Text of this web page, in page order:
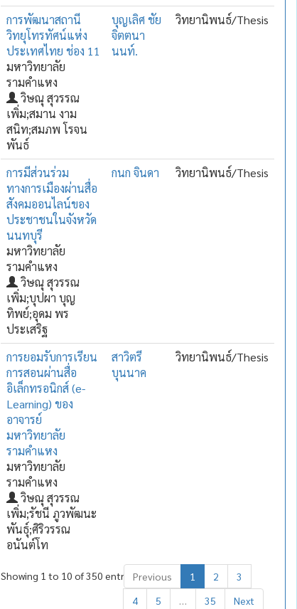
การพัฒนาสถานี
วิทยุโทรทัศน์แห่ง
ประเทศไทย ช่อง 11
มหาวิทยาลัย
รามคำแหง
วิษณุ สุวรรณ
เพิ่ม;สมาน งาม
สนิท;สมภพ โรจน
พันธ์
บุญเลิศ ชัย
จิตตนา
นนท์.
วิทยานิพนธ์/Thesis
การมีส่วนร่วม
ทางการเมืองผ่านสื่อ
สังคมออนไลน์ของ
ประชาชนในจังหวัด
นนทบุรี
มหาวิทยาลัย
รามคำแหง
วิษณุ สุวรรณ
เพิ่ม;บุปผา บุญ
ทิพย์;อุดม พร
ประเสริฐ
กนก จินดา วิทยานิพนธ์/Thesis
การยอมรับการเรียน
การสอนผ่านสื่อ
อิเล็กทรอนิกส์ (e-
Learning) ของ
อาจารย์
มหาวิทยาลัย
รามคำแหง
มหาวิทยาลัย
รามคำแหง
วิษณุ สุวรรณ
เพิ่ม;รัชนี ภูวพัฒนะ
พันธุ์;ศิริวรรณ
อนันต์โท
สาวิตรี
บุนนาค
วิทยานิพนธ์/Thesis
Showing 1 to 10 of 350 entriesPrevious 1 2
3
4
5 … 35 Next